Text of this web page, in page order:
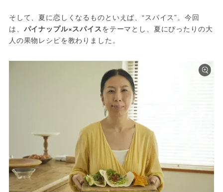
そして、夏に恋しくなるものといえば、“スパイス”。今回
は、 パイナップル×スパイスをテーマとし、夏にぴったりの大
人の果物レシピを教わりました。